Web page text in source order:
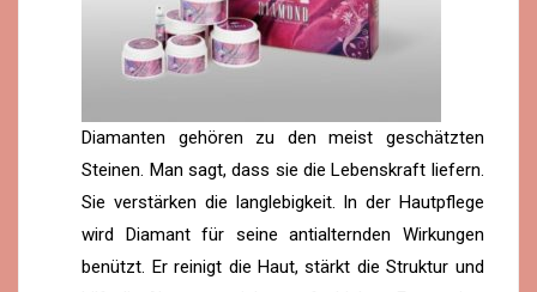
Diamanten gehören zu den meist geschätzten
Steinen. Man sagt, dass sie die Lebenskraft liefern.
Sie verstärken die langlebigkeit. In der Hautpflege
wird Diamant für seine antialternden Wirkungen
benützt. Er reinigt die Haut, stärkt die Struktur und